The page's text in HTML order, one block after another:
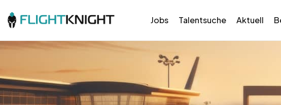
Jobs Talentsuche Aktuell